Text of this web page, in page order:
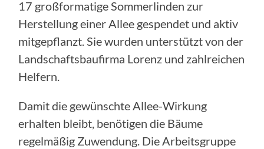
17 großformatige Sommerlinden zur
Herstellung einer Allee gespendet und aktiv
mitgepflanzt. Sie wurden unterstützt von der
Landschaftsbaufirma Lorenz und zahlreichen
Helfern.
Damit die gewünschte Allee-Wirkung
erhalten bleibt, benötigen die Bäume
regelmäßig Zuwendung. Die Arbeitsgruppe